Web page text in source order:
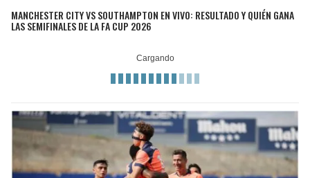
MANCHESTER CITY VS SOUTHAMPTON EN VIVO: RESULTADO Y QUIÉN GANA
LAS SEMIFINALES DE LA FA CUP 2026